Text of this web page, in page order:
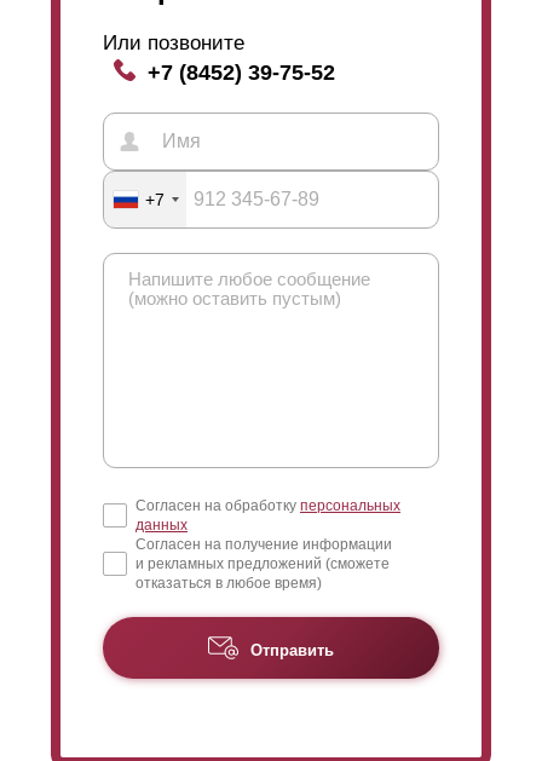
ставят, например, между двух участков или в других
случаях, когда необходим презентабельный вид с
соответственно, имеет лицевую сторону (для улицы)
и изнаночную (для двора). Так можно сэкономить,
потому что стали на односторонний забор требуется
меньше (см. рисунок профиля).
Или позвоните
+7 (8452) 39-75-52
+7
Согласен на обработку персональных
данных
Согласен на получение информации
и рекламных предложений (сможете
отказаться в любое время)
Отправить